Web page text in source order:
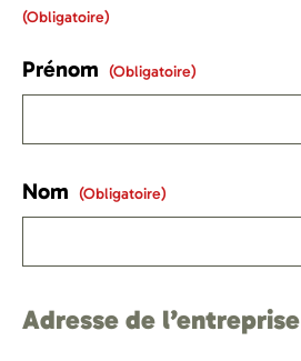
(obligatoire)
Prénom (obligatoire)
Nom (obligatoire)
Adresse de l’entreprise